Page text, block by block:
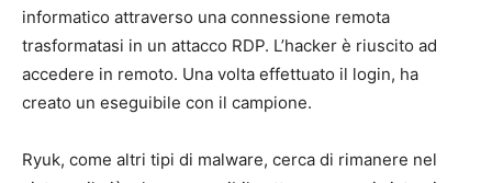
informatico attraverso una connessione remota
trasformatasi in un attacco RDP. L’hacker è riuscito ad
accedere in remoto. Una volta effettuato il login, ha
creato un eseguibile con il campione.
Ryuk, come altri tipi di malware, cerca di rimanere nel